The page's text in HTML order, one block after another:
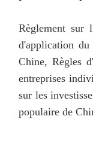
Règlement sur
d'application
Chine, Règles
entreprises
sur les
populaire de